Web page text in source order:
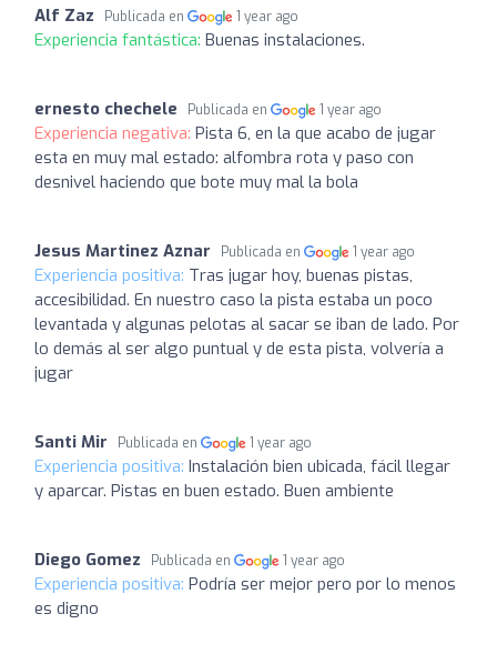
Alf Zaz Publicada en 1 year ago
Experiencia fantástica: Buenas instalaciones.
ernesto chechele Publicada en 1 year ago
Experiencia negativa: Pista 6, en la que acabo de jugar
esta en muy mal estado: alfombra rota y paso con
desnivel haciendo que bote muy mal la bola
Jesus Martinez Aznar Publicada en 1 year ago
Experiencia positiva: Tras jugar hoy, buenas pistas,
accesibilidad. En nuestro caso la pista estaba un poco
levantada y algunas pelotas al sacar se iban de lado. Por
lo demás al ser algo puntual y de esta pista, volvería a
jugar
Santi Mir Publicada en 1 year ago
Experiencia positiva: Instalación bien ubicada, fácil llegar
y aparcar. Pistas en buen estado. Buen ambiente
Diego Gomez Publicada en 1 year ago
Experiencia positiva: Podría ser mejor pero por lo menos
es digno